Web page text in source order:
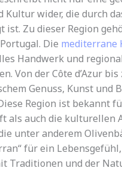
Kultur wider, die durch
Zu dieser Region
Die mediterrane
Handwerk und
Von der Côte d’Azur
Genuss, Kunst und
Region ist bekannt
als auch die
unter anderem
für ein
Traditionen und der